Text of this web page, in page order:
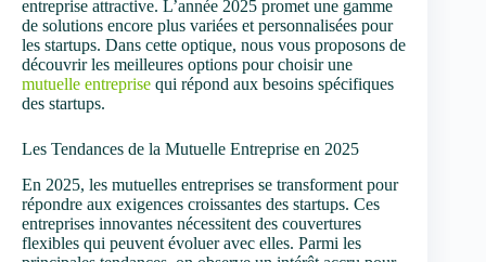
entreprise attractive. L’année 2025 promet une gamme
de solutions encore plus variées et personnalisées pour
les startups. Dans cette optique, nous vous proposons de
découvrir les meilleures options pour choisir une
mutuelle entreprise qui répond aux besoins spécifiques
des startups.
Les Tendances de la Mutuelle Entreprise en 2025
En 2025, les mutuelles entreprises se transforment pour
répondre aux exigences croissantes des startups. Ces
entreprises innovantes nécessitent des couvertures
flexibles qui peuvent évoluer avec elles. Parmi les